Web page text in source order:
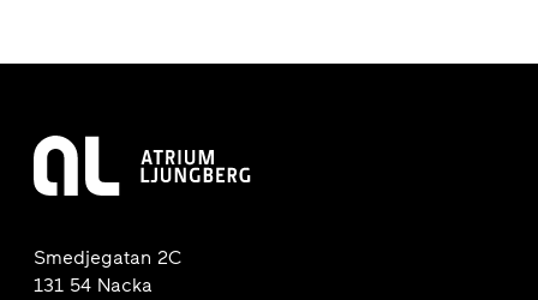
Smedjegatan 2C
131 54 Nacka